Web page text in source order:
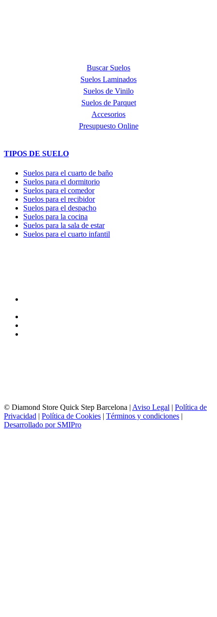
Buscar Suelos
Suelos Laminados
Suelos de Vinilo
Suelos de Parquet
Accesorios
Presupuesto Online
TIPOS DE SUELO
Suelos para el cuarto de baño
Suelos para el dormitorio
Suelos para el comedor
Suelos para el recibidor
Suelos para el despacho
Suelos para la cocina
Suelos para la sala de estar
Suelos para el cuarto infantil
© Diamond Store Quick Step Barcelona | Aviso Legal | Política de
Privacidad | Política de Cookies | Términos y condiciones |
Desarrollado por SMIPro